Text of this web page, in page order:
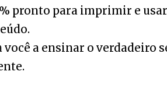
pronto para imprimir e usar
você a ensinar o verdadeiro